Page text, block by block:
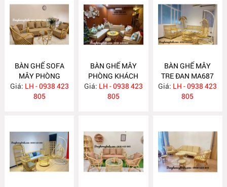
BÀN GHẾ SOFA
MÂY PHÒNG
KHÁCH MA689
Giá: LH - 0938 423
805
BÀN GHẾ MÂY
PHÒNG KHÁCH
MA688
Giá: LH - 0938 423
805
BÀN GHẾ MÂY
TRE ĐAN MA687
Giá: LH - 0938 423
805